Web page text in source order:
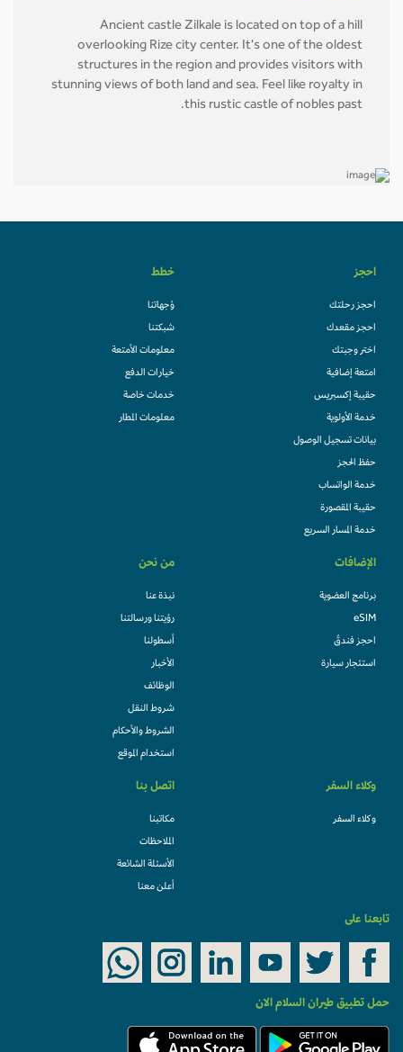
Ancient castle Zilkale is located on top of a hill
overlooking Rize city center. It's one of the oldest
structures in the region and provides visitors with
stunning views of both land and sea. Feel like royalty in
this rustic castle of nobles past.
احجز
احجز رحلتك
احجز مقعدك
اختر وجبتك
امتعة إضافية
حقيبة إكسبريس
خدمة الأولوية
بيانات تسجيل الوصول
حفظ الحجز
خدمة الواتساب
حقيبة المقصورة
خدمة المسار السريع
خطط
وُجهاتنا
شبكتنا
معلومات الأمتعة
خيارات الدفع
خدمات خاصة
معلومات المطار
الإضافات
برنامج العضوية
eSIM
احجز فندقً
استئجار سيارة
من نحن
نبذة عنا
رؤيتنا ورسالتنا
أسطولنا
الأخبار
الوظائف
شروط النقل
الشروط والأحكام
استخدام الموقع
وكلاء السفر
وكلاء السفر
اتصل بنا
مكاتبنا
الملاحظات
الأسئلة الشائعة
أعلن معنا
تابعنا على
حمل تطبيق طيران السلام الان